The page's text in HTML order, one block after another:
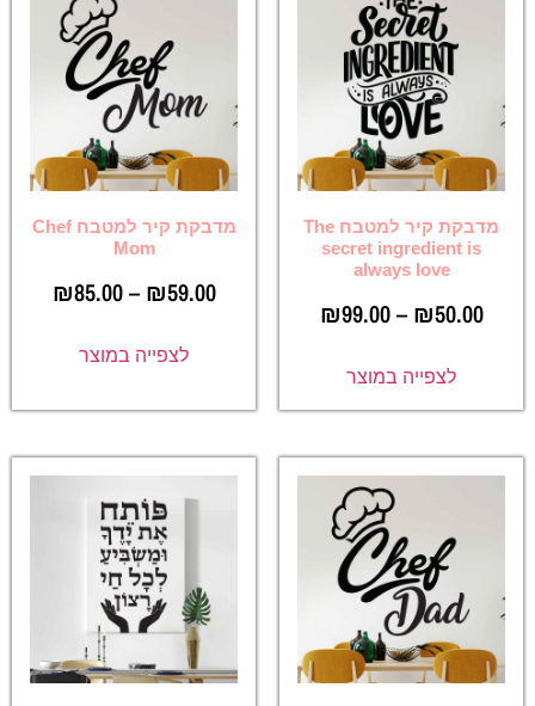
מדבקת קיר למטבח The
secret ingredient is
always love
₪50.00
–
₪99.00
לצפייה במוצר
מדבקת קיר למטבח Chef
Mom
₪59.00
–
₪85.00
לצפייה במוצר